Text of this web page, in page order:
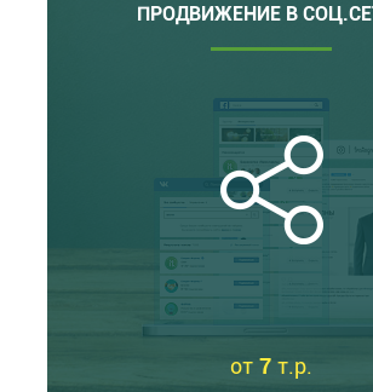
ПРОДВИЖЕНИЕ В
от 7 т.р.